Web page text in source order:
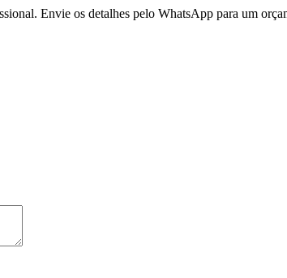
Envie os detalhes pelo WhatsApp para um